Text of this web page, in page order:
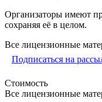
Организаторы имеют
сохраняя её в целом.
Все лицензионные
Подписаться на
Стоимость
Все лицензионные